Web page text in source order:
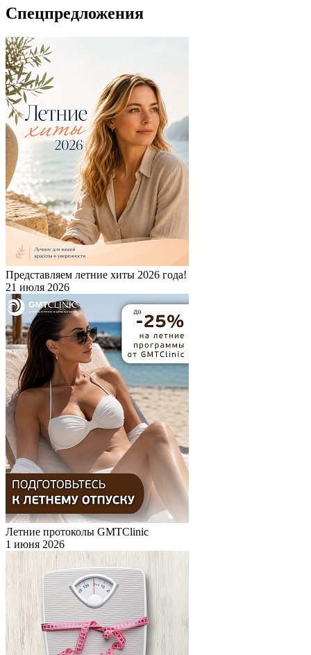
Спецпредложения
Представляем летние хиты 2026 года!
21 июля 2026
Летние протоколы GMTClinic
1 июня 2026